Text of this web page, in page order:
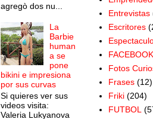
agregò dos nu...
La
Barbie
human
a se
pone
bikini e impresiona
por sus curvas
Si quieres ver sus
videos visita:
Valeria Lukyanova
Entrevistas
Escritores
FACEBOOK
Fotos
Frases (12)
Friki (204)
FUTBOL